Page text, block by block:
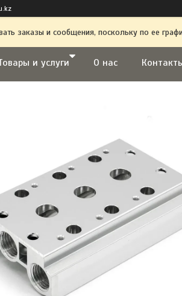
заказы и сообщения, поскольку по ее
и услуги О нас